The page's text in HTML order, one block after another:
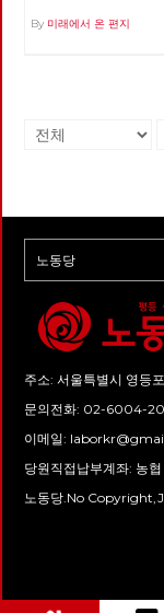
By 미래에서 온 편지
주소: 서울특별시 영등
문의전화: 02-6004-
이메일:
당원직접납부계좌: 농
노동당.No